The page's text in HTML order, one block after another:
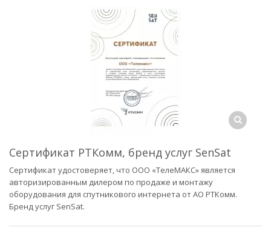
Сертификат РТКомм, бренд услуг SenSat
Сертификат удостоверяет, что ООО «ТелеМАКС» является
авторизированным дилером по продаже и монтажу
оборудования для спутникового интернета от АО РТКомм.
Бренд услуг SenSat.